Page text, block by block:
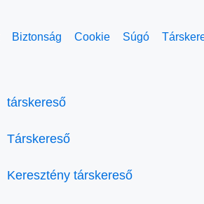
Biztonság Cookie Súgó
társkereső
Társkereső
Keresztény társkereső